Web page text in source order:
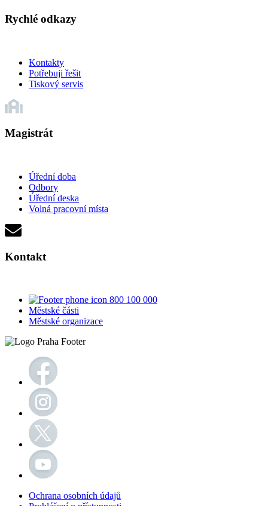
Rychlé odkazy
Kontakty
Potřebuji řešit
Tiskový servis
Magistrát
Úřední doba
Odbory
Úřední deska
Volná pracovní místa
Kontakt
800 100 000
Městské části
Městské organizace
Ochrana osobních údajů